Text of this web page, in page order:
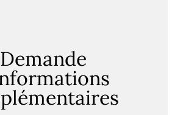
Demande